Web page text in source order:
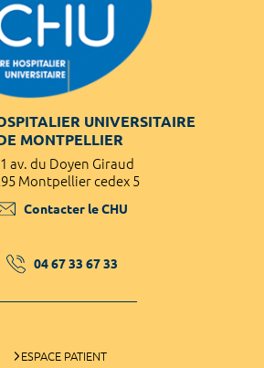
UNIVERSITAIRE
MONTPELLIER
av. du Doyen Giraud
Montpellier cedex 5
Contacter le CHU
04 67 33 67 33
ESPACE PATIENT